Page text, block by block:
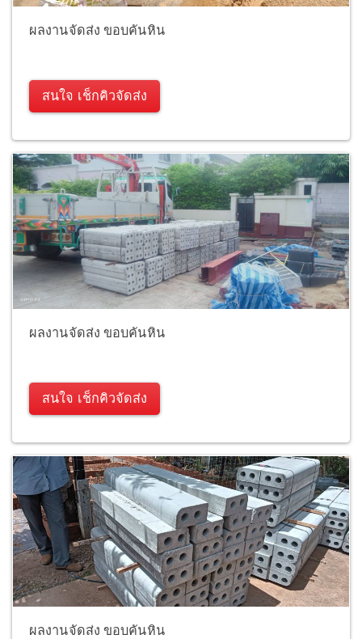
ผลงานจัดส่ง ขอบคันหิน
สนใจ เช็กคิวจัดส่ง
ผลงานจัดส่ง ขอบคันหิน
สนใจ เช็กคิวจัดส่ง
ผลงานจัดส่ง ขอบคันหิน